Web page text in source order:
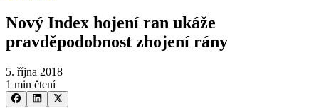
Nový Index hojení ran ukáže
pravděpodobnost zhojení rány
5. října 2018
1 min čtení